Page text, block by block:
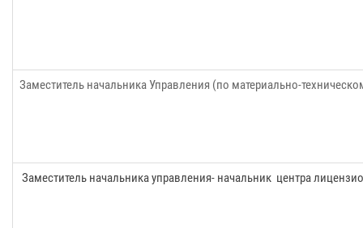
Заместитель начальника Управления (по материально-
Заместитель начальника управления- начальник центра